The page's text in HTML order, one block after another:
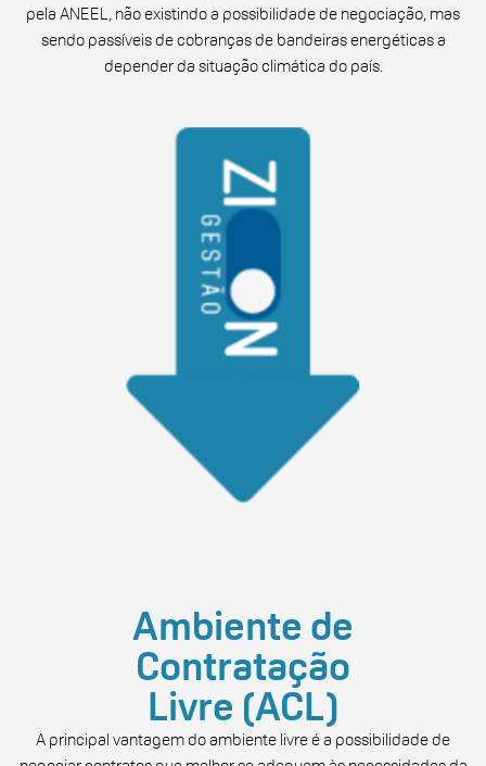
pela ANEEL, não existindo a possibilidade de negociação, mas
sendo passíveis de cobranças de bandeiras energéticas a
depender da situação climática do país.
Ambiente de
Contratação
Livre (ACL)
A principal vantagem do ambiente livre é a possibilidade de